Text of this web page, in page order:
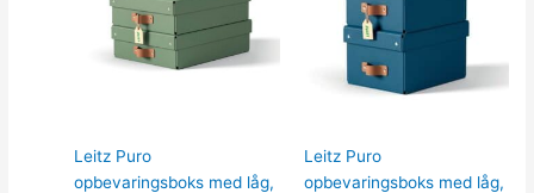
Leitz Puro
opbevaringsboks med låg,
Leitz Puro
opbevaringsboks med låg,